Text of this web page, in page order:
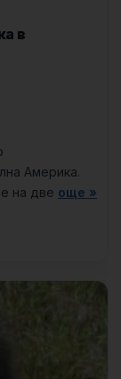
в
Америка.
на две още »